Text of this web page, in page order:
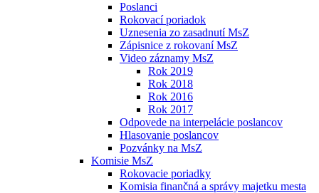
Poslanci
Rokovací poriadok
Uznesenia zo zasadnutí MsZ
Zápisnice z rokovaní MsZ
Video záznamy MsZ
Rok 2019
Rok 2018
Rok 2016
Rok 2017
Odpovede na interpelácie poslancov
Hlasovanie poslancov
Pozvánky na MsZ
Komisie MsZ
Rokovacie poriadky
Komisia finančná a správy majetku mesta